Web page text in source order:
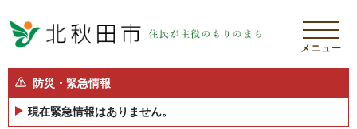
メニュー
防災・緊急情報
現在緊急情報はありません。